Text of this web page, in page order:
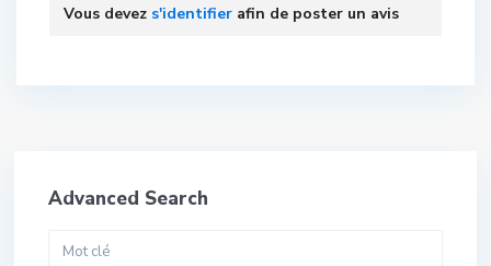
Vous devez s'identifier afin de poster un avis
Advanced Search